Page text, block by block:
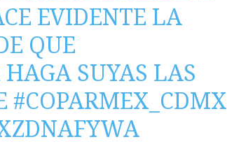
EVIDENTE LA
QUE
HAGA SUYAS LAS
#COPARMEX_CDMX